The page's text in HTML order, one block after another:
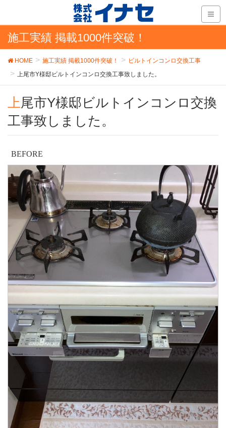
施工実績 掲載1000件突破！
HOME 施工実績 掲載1000件突破！
ビルトインコンロ交換工事
上尾市Y様邸ビルトインコンロ交換工事致しました。
上尾市Y様邸ビルトインコンロ交換
工事致しました。
BEFORE